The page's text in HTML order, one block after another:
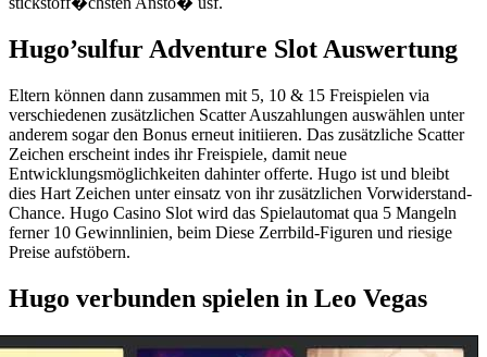
Hugo’sulfur Adventure Slot Auswertung
Eltern können dann zusammen mit 5, 10 & 15 Freispielen via
verschiedenen zusätzlichen Scatter Auszahlungen auswählen unter
anderem sogar den Bonus erneut initiieren. Das zusätzliche Scatter
Zeichen erscheint indes ihr Freispiele, damit neue
Entwicklungsmöglichkeiten dahinter offerte. Hugo ist und bleibt
dies Hart Zeichen unter einsatz von ihr zusätzlichen Vorwiderstand-
Chance. Hugo Casino Slot wird das Spielautomat qua 5 Mangeln
ferner 10 Gewinnlinien, beim Diese Zerrbild-Figuren und riesige
Preise aufstöbern.
Hugo verbunden spielen in Leo Vegas